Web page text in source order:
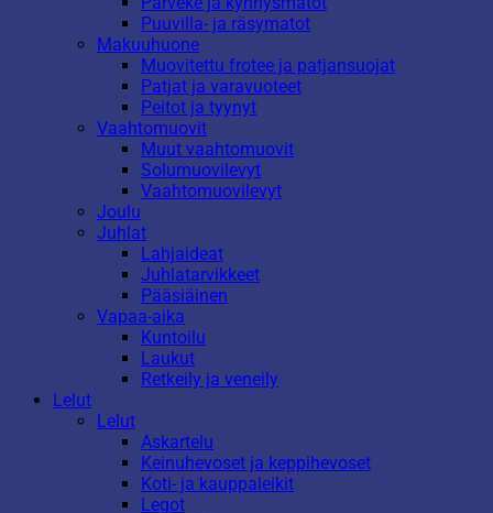
Puuvilla- ja räsymatot
Makuuhuone
Muovitettu frotee ja patjansuojat
Patjat ja varavuoteet
Peitot ja tyynyt
Vaahtomuovit
Muut vaahtomuovit
Solumuovilevyt
Vaahtomuovilevyt
Joulu
Juhlat
Lahjaideat
Juhlatarvikkeet
Pääsiäinen
Vapaa-aika
Kuntoilu
Laukut
Retkeily ja veneily
Lelut
Lelut
Askartelu
Keinuhevoset ja keppihevoset
Koti- ja kauppaleikit
Legot